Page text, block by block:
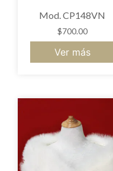
Mod. CP148VN
$700.00
Ver más